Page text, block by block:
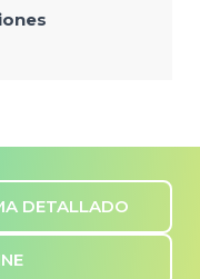
DETALLADO